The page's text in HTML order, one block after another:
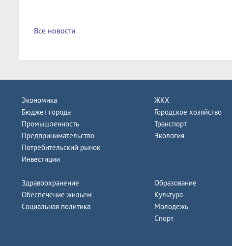
Все новости
Экономика
Бюджет города
Промышленность
Предпринимательство
Потребительский рынок
Инвестиции
ЖКХ
Городское хозяйство
Транспорт
Экология
Здравоохранение
Обеспечение жильем
Социальная политика
Образование
Культура
Молодежь
Спорт